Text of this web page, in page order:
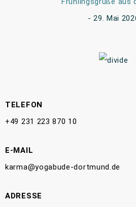
29. Mai
TELEFON
+49 231 223 870 10
E-MAIL
karma@yogabude-dortmund.de
ADRESSE